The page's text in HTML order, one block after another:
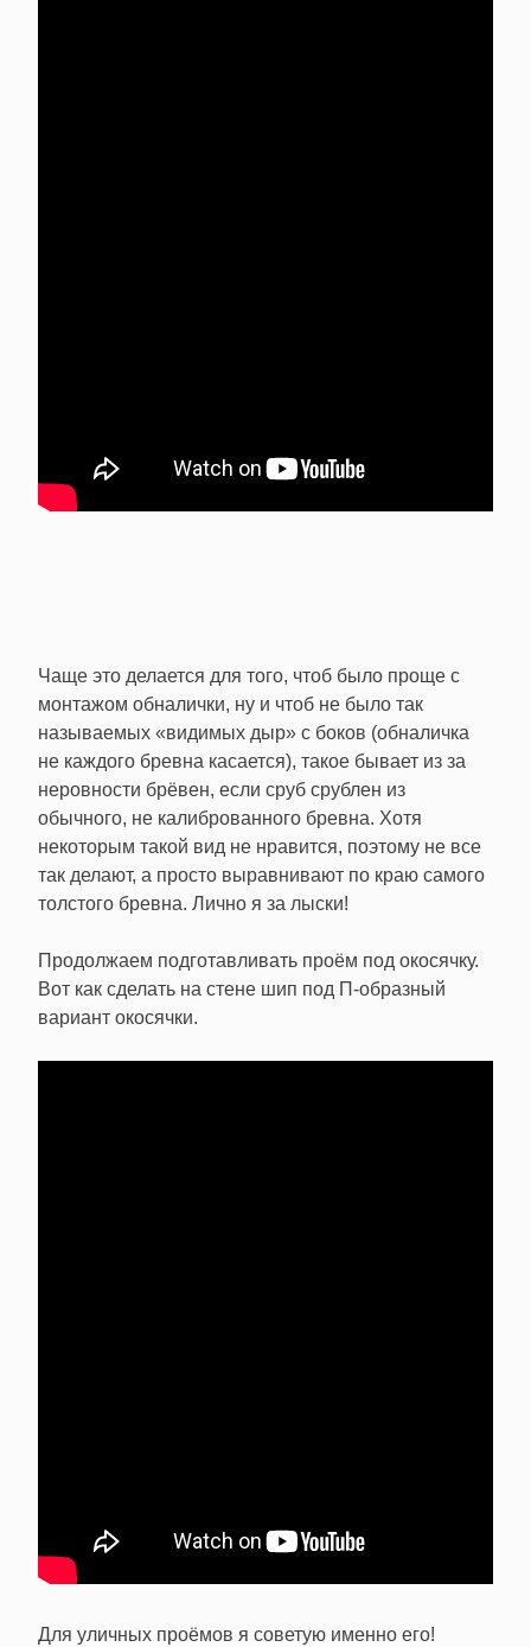
Чаще это делается для того, чтоб было проще с
монтажом обналички, ну и чтоб не было так
называемых «видимых дыр» с боков (обналичка
не каждого бревна касается), такое бывает из за
неровности брёвен, если сруб срублен из
обычного, не калиброванного бревна. Хотя
некоторым такой вид не нравится, поэтому не все
так делают, а просто выравнивают по краю самого
толстого бревна. Лично я за лыски!
Продолжаем подготавливать проём под окосячку.
Вот как сделать на стене шип под П-образный
вариант окосячки.
Для уличных проёмов я советую именно его!